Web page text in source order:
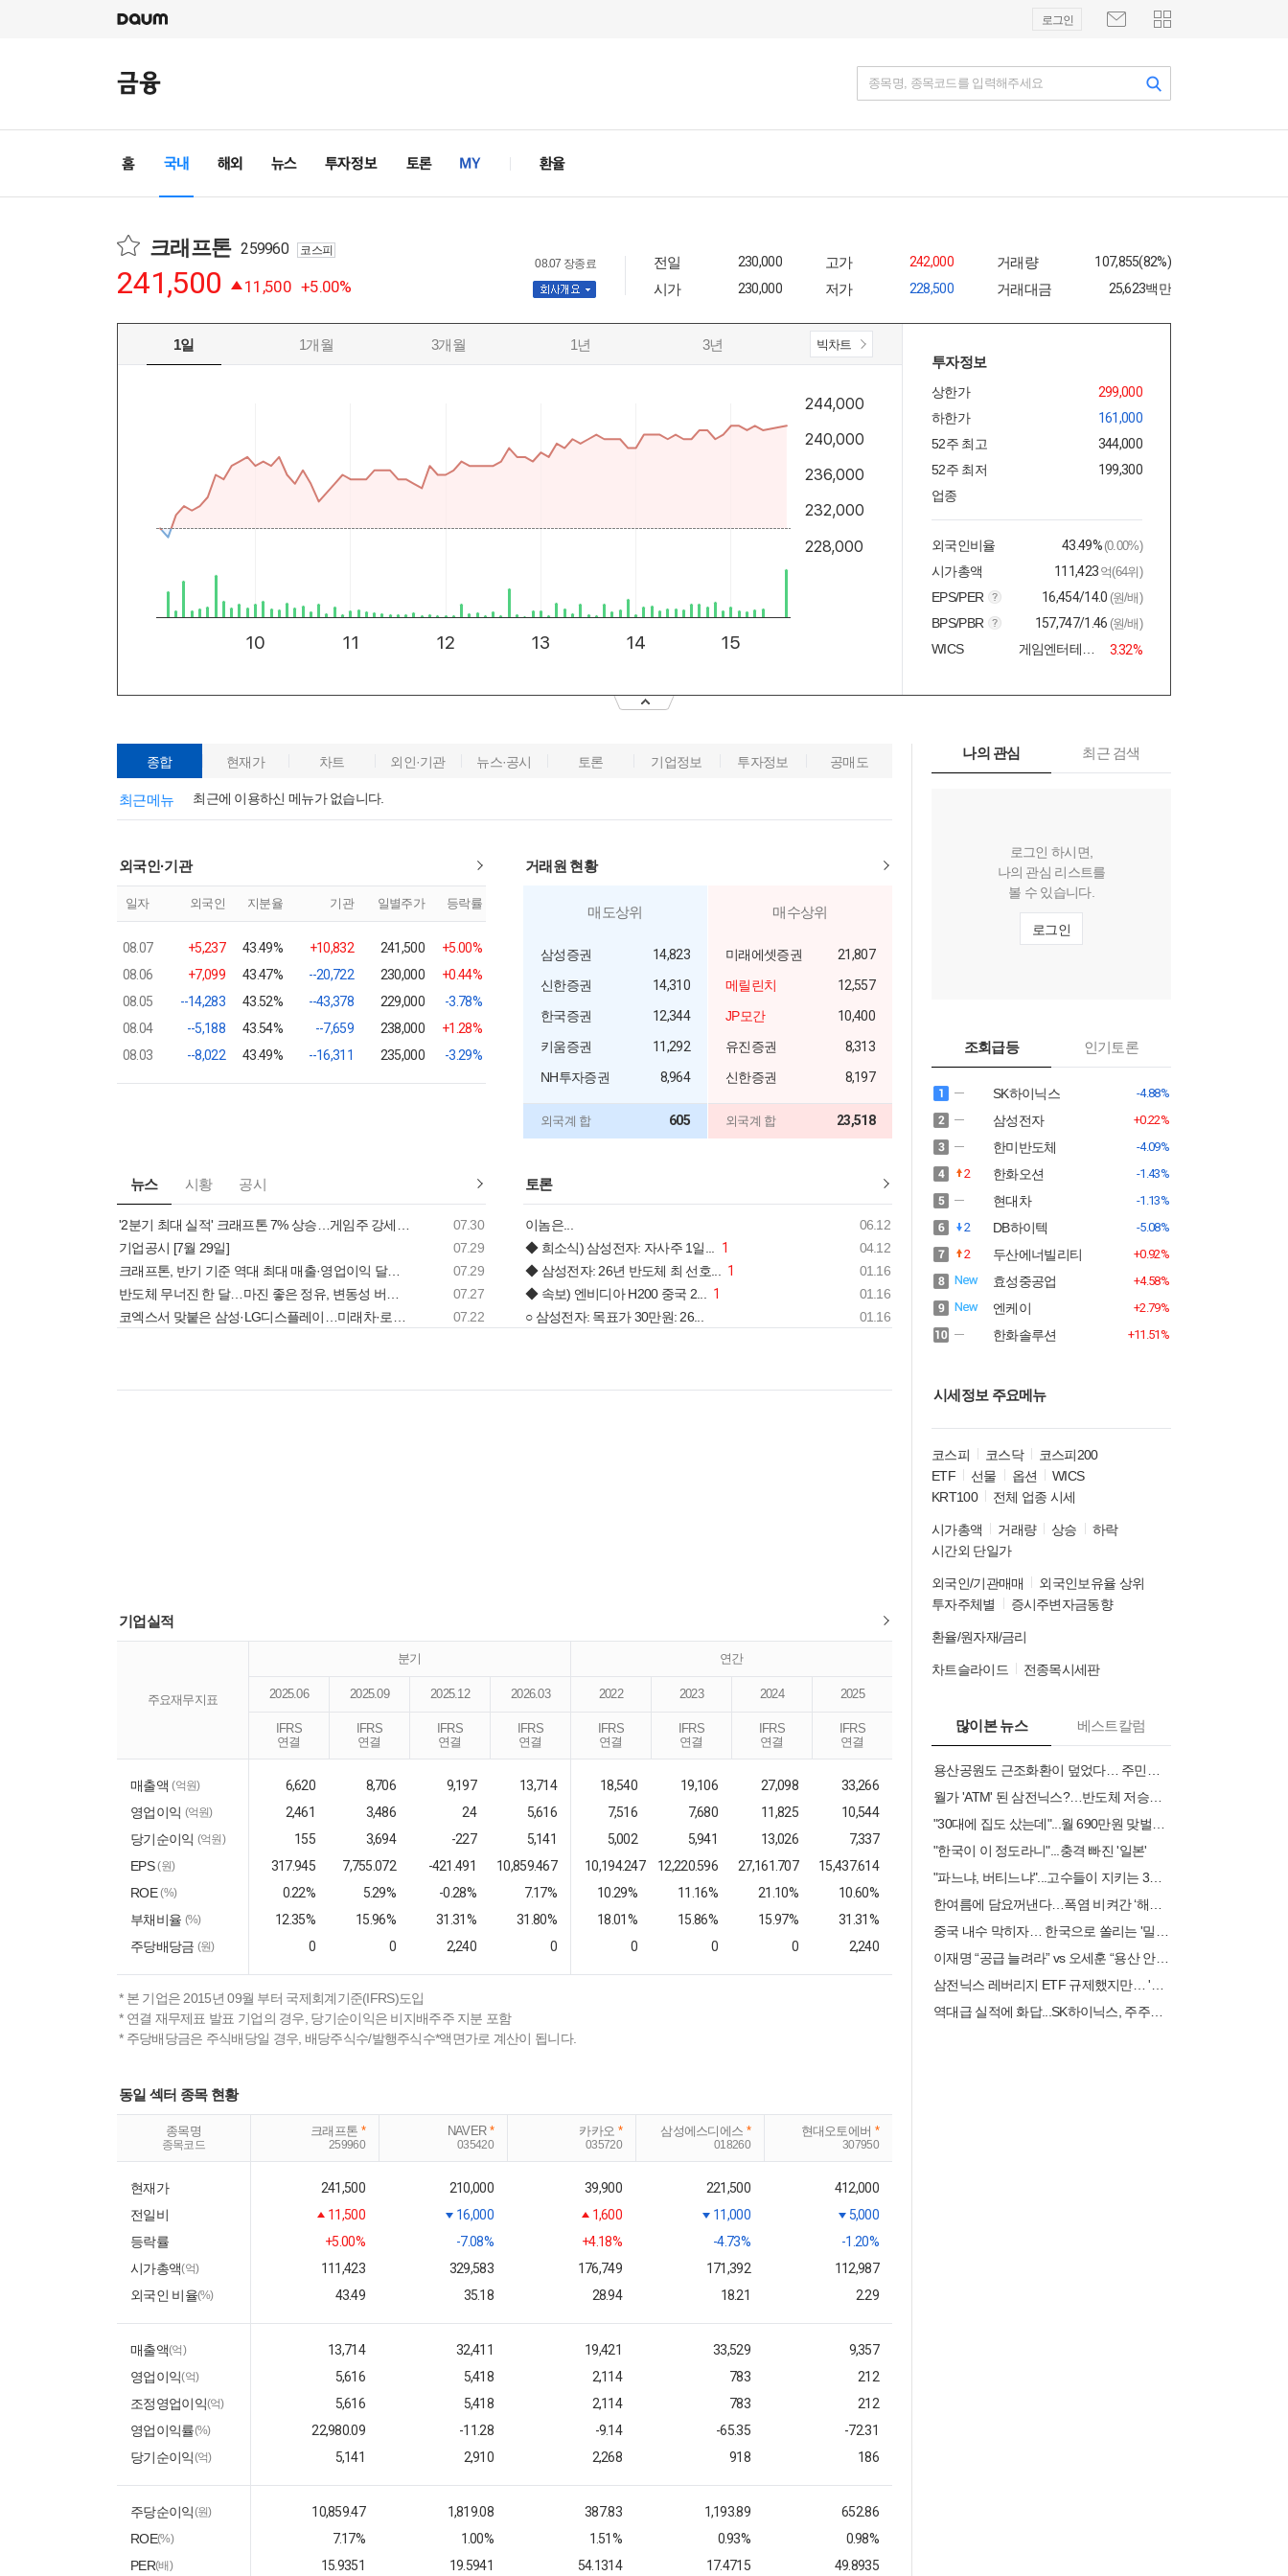
로그인
종목명, 종목코드를 입력해주세요
크래프톤 259960 코스피
241,500 11,500 +5.00%
08.07 장종료 전일 230,000 고가 242,000 거래량 107,855(82%)
시가 230,000 저가 228,500 거래대금 25,623백만
1일 1개월 3개월 1년 3년 빅차트
투자정보
상한가
299,000
하한가
161,000
52주 최고
344,000
52주 최저
199,300
업종
외국인비율 43.49% (0.00%)
시가총액 111,423 억(64위)
EPS/PER 16,454/14.0 (원/배)
BPS/PBR 157,747/1.46 (원/배)
WICS 게임엔터테인먼트 3.32%
종합 현재가 차트 외인·기관 뉴스·공시 토론 기업정보 투자정보 공매도
최근메뉴 최근에 이용하신 메뉴가 없습니다.
외국인·기관
일자 외국인 지분율 기관 일별주가 등락률
08.07 +5,237 43.49% +10,832 241,500
+5.00%
08.06
+7,099 43.47% --20,722 230,000
+0.44%
08.05
--14,283 43.52% --43,378 229,000
-3.78%
08.04
--5,188 43.54% --7,659 238,000
+1.28%
08.03
--8,022 43.49% --16,311 235,000 -3.29%
거래원 현황
매도상위
삼성증권
14,823
신한증권
14,310
한국증권
12,344
키움증권
11,292
NH투자증권
8,964
외국계 합 605
매수상위
미래에셋증권
21,807
메릴린치
12,557
JP모간
10,400
유진증권
8,313
신한증권
8,197
외국계 합 23,518
뉴스 시황 공시
07.30
기업공시 [7월 29일]
07.29
크래프톤, 반기 기준 역대 최대 매출·영업이익 달성(종합)
07.29
07.27
07.22
토론
이놈은...
06.12
◆ 희소식) 삼성전자: 자사주 1일...
1
04.12
◆ 삼성전자: 26년 반도체 최 선호...
1
01.16
◆ 속보) 엔비디아 H200 중국 2...
1
01.16
○ 삼성전자: 목표가 30만원: 26...
01.16
기업실적
주요재무지표
분기 연간
2025.06 2025.09 2025.12 2026.03 2022 2023 2024 2025
IFRS
연결
IFRS
연결
IFRS
연결
IFRS
연결
IFRS
연결
IFRS
연결
IFRS
연결
IFRS
연결
매출액(억원) 6,620 8,706 9,197 13,714 18,540 19,106 27,098
33,266
영업이익 (억원) 2,461 3,486 24 5,616 7,516 7,680 11,825
10,544
당기순이익 (억원) 155 3,694 -227 5,141 5,002 5,941 13,026
7,337
EPS(원) 317.945 7,755.072 -421.491 10,859.467 10,194.247 12,220.596 27,161.707
15,437.614
ROE(%) 0.22% 5.29% -0.28% 7.17% 10.29% 11.16% 21.10%
10.60%
부채비율 (%) 12.35% 15.96% 31.31% 31.80% 18.01% 15.86% 15.97%
31.31%
주당배당금 (원) 0 0 2,240 0 0 0 0 2,240
* 본 기업은 2015년 09월 부터 국제회계기준(IFRS)도입
* 연결 재무제표 발표 기업의 경우, 당기순이익은 비지배주주 지분 포함
* 주당배당금은 주식배당일 경우, 배당주식수/발행주식수*액면가로 계산이 됩니다.
동일 섹터 종목 현황
종목명
종목코드
크래프톤 *
259960
NAVER *
035420
카카오 *
035720
삼성에스디에스 *
018260
현대오토에버 *
307950
현재가 241,500 210,000 39,900 221,500
412,000
전일비
11,500 16,000 1,600 11,000
5,000
등락률
+5.00% -7.08% +4.18% -4.73%
-1.20%
시가총액(억) 111,423 329,583 176,749 171,392
112,987
외국인 비율(%) 43.49 35.18 28.94 18.21 2.29
매출액(억) 13,714 32,411 19,421 33,529
9,357
영업이익(억) 5,616 5,418 2,114 783
212
조정영업이익(억) 5,616 5,418 2,114 783
212
영업이익률(%) 22,980.09 -11.28 -9.14 -65.35
-72.31
당기순이익(억) 5,141 2,910 2,268 918 186
주당순이익(원) 10,859.47 1,819.08 387.83 1,193.89
652.86
ROE(%) 7.17% 1.00% 1.51% 0.93%
0.98%
PER(배) 15.9351 19.5941 54.1314 17.4715 49.8935
나의 관심 최근 검색
로그인 하시면,
나의 관심 리스트를
볼 수 있습니다.
로그인
조회급등 인기토론
SK하이닉스 -4.88%
삼성전자 +0.22%
한미반도체
-4.09%
2
한화오션 -1.43%
현대차
-1.13%
2
DB하이텍
-5.08%
2
두산에너빌리티 +0.92%
효성중공업 +4.58%
엔케이 +2.79%
한화솔루션 +11.51%
시세정보 주요메뉴
코스피 코스닥
코스피200
ETF
선물 옵션
WICS
KRT100
전체 업종 시세
시가총액 거래량 상승
하락
시간외 단일가
외국인/기관매매
외국인보유율 상위
투자주체별
증시주변자금동향
환율/원자재/금리
차트슬라이드 전종목시세판
많이본 뉴스 베스트칼럼
월가 'ATM' 된 삼전닉스?…반도체 저승사자도 "이젠 살 때" [빈난새의 빈틈없이마켓]
"한국이 이 정도라니"...충격 빠진 '일본'
이재명 “공급 늘려라” vs 오세훈 “용산 안 된다”.. 부동산 민심은
역대급 실적에 화답...SK하이닉스, 주주환원 시점 3분기로 조기 발표